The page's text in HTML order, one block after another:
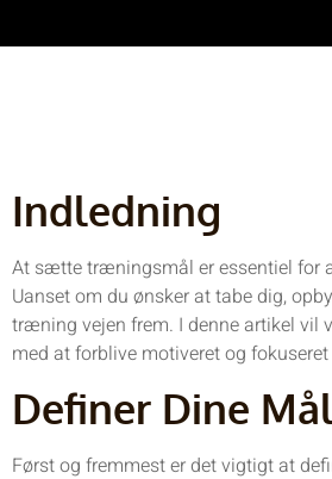
Indledning
At sætte træningsmål er essentiel for
Uanset om du ønsker at tabe dig,
træning vejen frem. I denne artikel
med at forblive motiveret og
Definer Dine
Først og fremmest er det vigtigt at